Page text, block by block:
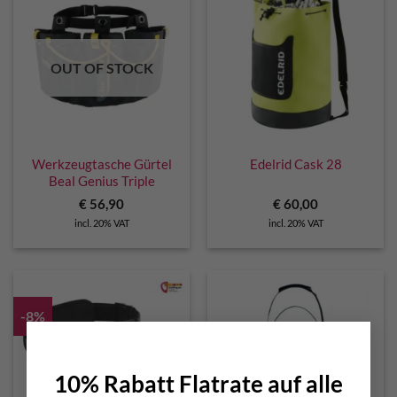
10% Rabatt Flatrate auf alle
OUT OF STOCK
Werkzeugtasche Gürtel
Beal Genius Triple
€ 56,90
incl. 20% VAT
Edelrid Cask 28
€60,00
incl. 20% VAT
-8%